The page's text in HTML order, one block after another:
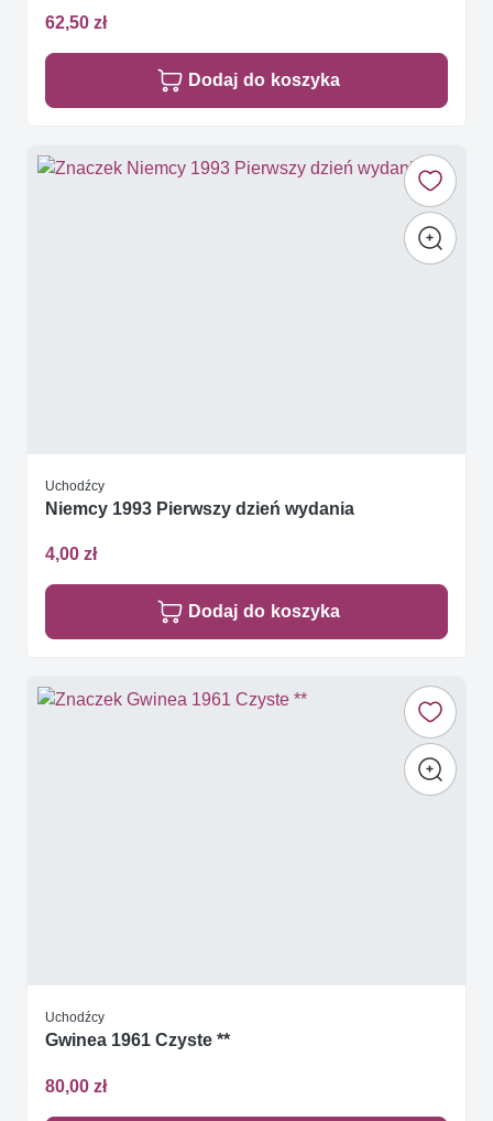
62,50 zł
Dodaj do koszyka
Uchodźcy
Niemcy 1993 Pierwszy dzień wydania
4,00 zł
Dodaj do koszyka
Uchodźcy
Gwinea 1961 Czyste **
80,00 zł